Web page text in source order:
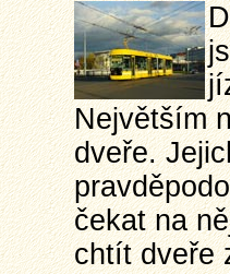
Největším
dveře.
čekat na
chtít dveře